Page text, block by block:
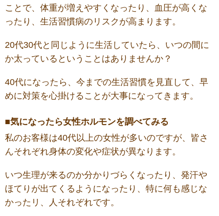
ことで、体重が増えやすくなったり、血圧が高くな
ったり、生活習慣病のリスクが高まります。
20代30代と同じように生活していたら、いつの間に
か太っているということはありませんか？
40代になったら、今までの生活習慣を見直して、早
めに対策を心掛けることが大事になってきます。
■気になったら女性ホルモンを調べてみる
私のお客様は40代以上の女性が多いのですが、皆さ
んそれぞれ身体の変化や症状が異なります。
いつ生理が来るのか分かりづらくなったり、発汗や
ほてりが出てくるようになったり、特に何も感じな
かったリ、人それぞれです。